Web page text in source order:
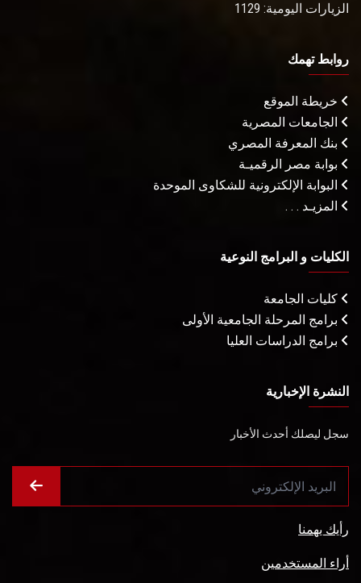
الزيارات اليومية: 1129
روابط تهمك
خريطة الموقع
الجامعات المصرية
بنك المعرفة المصري
بوابة مصر الرقميـة
البوابة الإلكترونية للشكاوى الموحدة
المزيـد . . .
الكليات و البرامج النوعية
كليات الجامعة
برامج المرحلة الجامعية الأولى
برامج الدراسات العليا
النشرة الإخبارية
سجل ليصلك أحدث الأخبار
رأيك يهمنا
أراء المستخدمين